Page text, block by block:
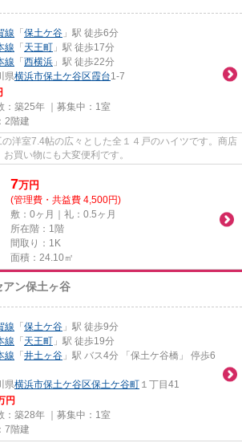
線 「 保土ケ谷 」駅 徒歩6分
線 「 天王町 」駅 徒歩17分
線 「 西横浜 」駅 徒歩22分
県横浜市保土ケ谷区霞台1-7
：築25年 ｜募集中： 1室
2階建
洋室7.4帖の広々とした全１４戸のハイツです。商店
買い物にも大変便利です。
7万円
(管理費・共益費 4,500円)
敷：0ヶ月｜礼：0.5ヶ月
所在階：1階
間取り：1K
面積：24.10㎡
アン保土ヶ谷
線 「 保土ケ谷 」駅 徒歩9分
線 「 天王町 」駅 徒歩19分
線 「 井土ヶ谷 」駅 バス4分 「保土ケ谷橋」 停歩6
県横浜市保土ケ谷区保土ケ谷町 １丁目41
円
：築28年 ｜募集中： 1室
7階建